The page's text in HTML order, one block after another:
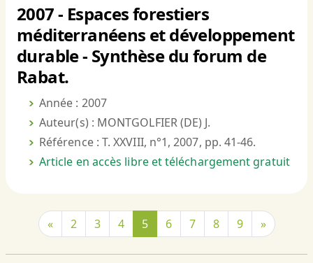
2007 - Espaces forestiers
méditerranéens et développement
durable - Synthèse du forum de
Rabat.
Année : 2007
Auteur(s) : MONTGOLFIER (DE) J.
Référence : T. XXVIII, n°1, 2007, pp. 41-46.
Article en accès libre et téléchargement gratuit
« 2 3 4 5 6 7 8 9 »